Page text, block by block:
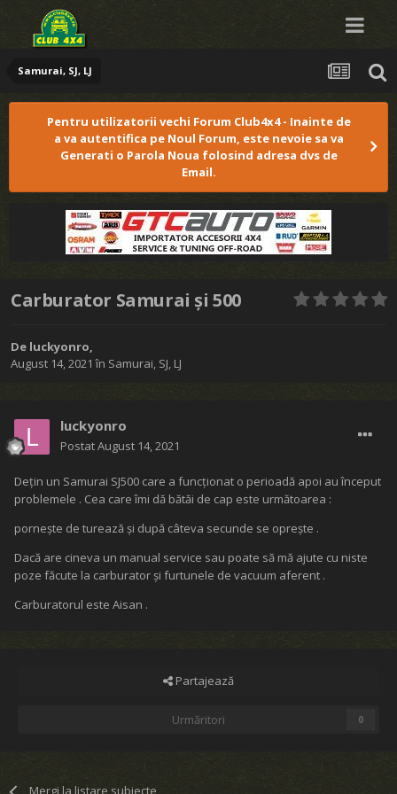
Samurai, SJ, LJ
Pentru utilizatorii vechi Forum Club4x4 - Inainte de
a va autentifica pe Noul Forum, este nevoie sa va
Generati o Parola Noua folosind adresa dvs de
Email.
Carburator Samurai și 500
De luckyonro,
August 14, 2021 în Samurai, SJ, LJ
luckyonro
PostatAugust 14, 2021
Dețin un Samurai SJ500 care a funcționat o perioadă apoi au început
problemele . Cea care îmi dă bătăi de cap este următoarea :
pornește de turează și după câteva secunde se oprește .
Dacă are cineva un manual service sau poate să mă ajute cu niste
poze făcute la carburator și furtunele de vacuum aferent .
Carburatorul este Aisan .
Partajează
Urmăritori 0
Mergi la listare subiecte